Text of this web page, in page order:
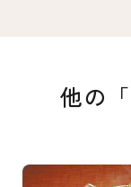
他の